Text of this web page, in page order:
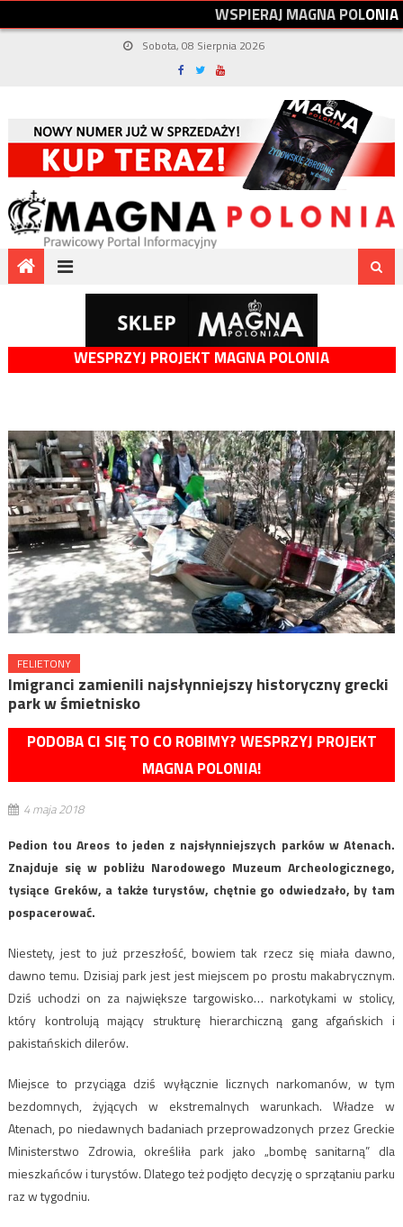
WSPIERAJMAGNAPOLONIA
Sobota, 08 Sierpnia 2026
WESPRZYJ PROJEKT MAGNA POLONIA
FELIETONY
Imigranci zamienili najsłynniejszy historyczny grecki
park w śmietnisko
PODOBA CI SIĘ TO CO ROBIMY? WESPRZYJ PROJEKT
MAGNA POLONIA!
4 maja 2018
Pedion tou Areos to jeden z najsłynniejszych parków w Atenach.
Znajduje się w pobliżu Narodowego Muzeum Archeologicznego,
tysiące Greków, a także turystów, chętnie go odwiedzało, by tam
pospacerować.
Niestety, jest to już przeszłość, bowiem tak rzecz się miała dawno,
dawno temu. Dzisiaj park jest jest miejscem po prostu makabrycznym.
Dziś uchodzi on za największe targowisko… narkotykami w stolicy,
który kontrolują mający strukturę hierarchiczną gang afgańskich i
pakistańskich dilerów.
Miejsce to przyciąga dziś wyłącznie licznych narkomanów, w tym
bezdomnych, żyjących w ekstremalnych warunkach. Władze w
Atenach, po niedawnych badaniach przeprowadzonych przez Greckie
Ministerstwo Zdrowia, określiła park jako „bombę sanitarną” dla
mieszkańców i turystów. Dlatego też podjęto decyzję o sprzątaniu parku
raz w tygodniu.